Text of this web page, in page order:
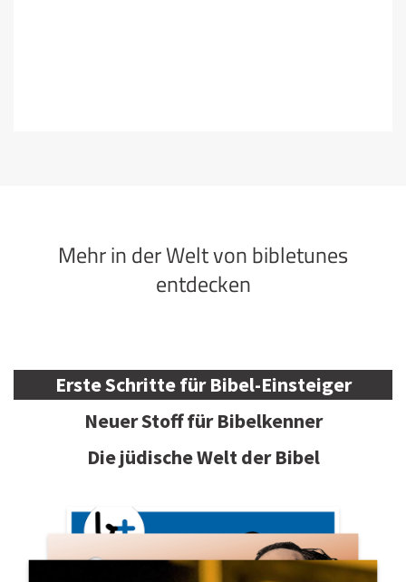
Mehr in der Welt von bibletunes
entdecken
Erste Schritte für Bibel-Einsteiger
Neuer Stoff für Bibelkenner
Die jüdische Welt der Bibel